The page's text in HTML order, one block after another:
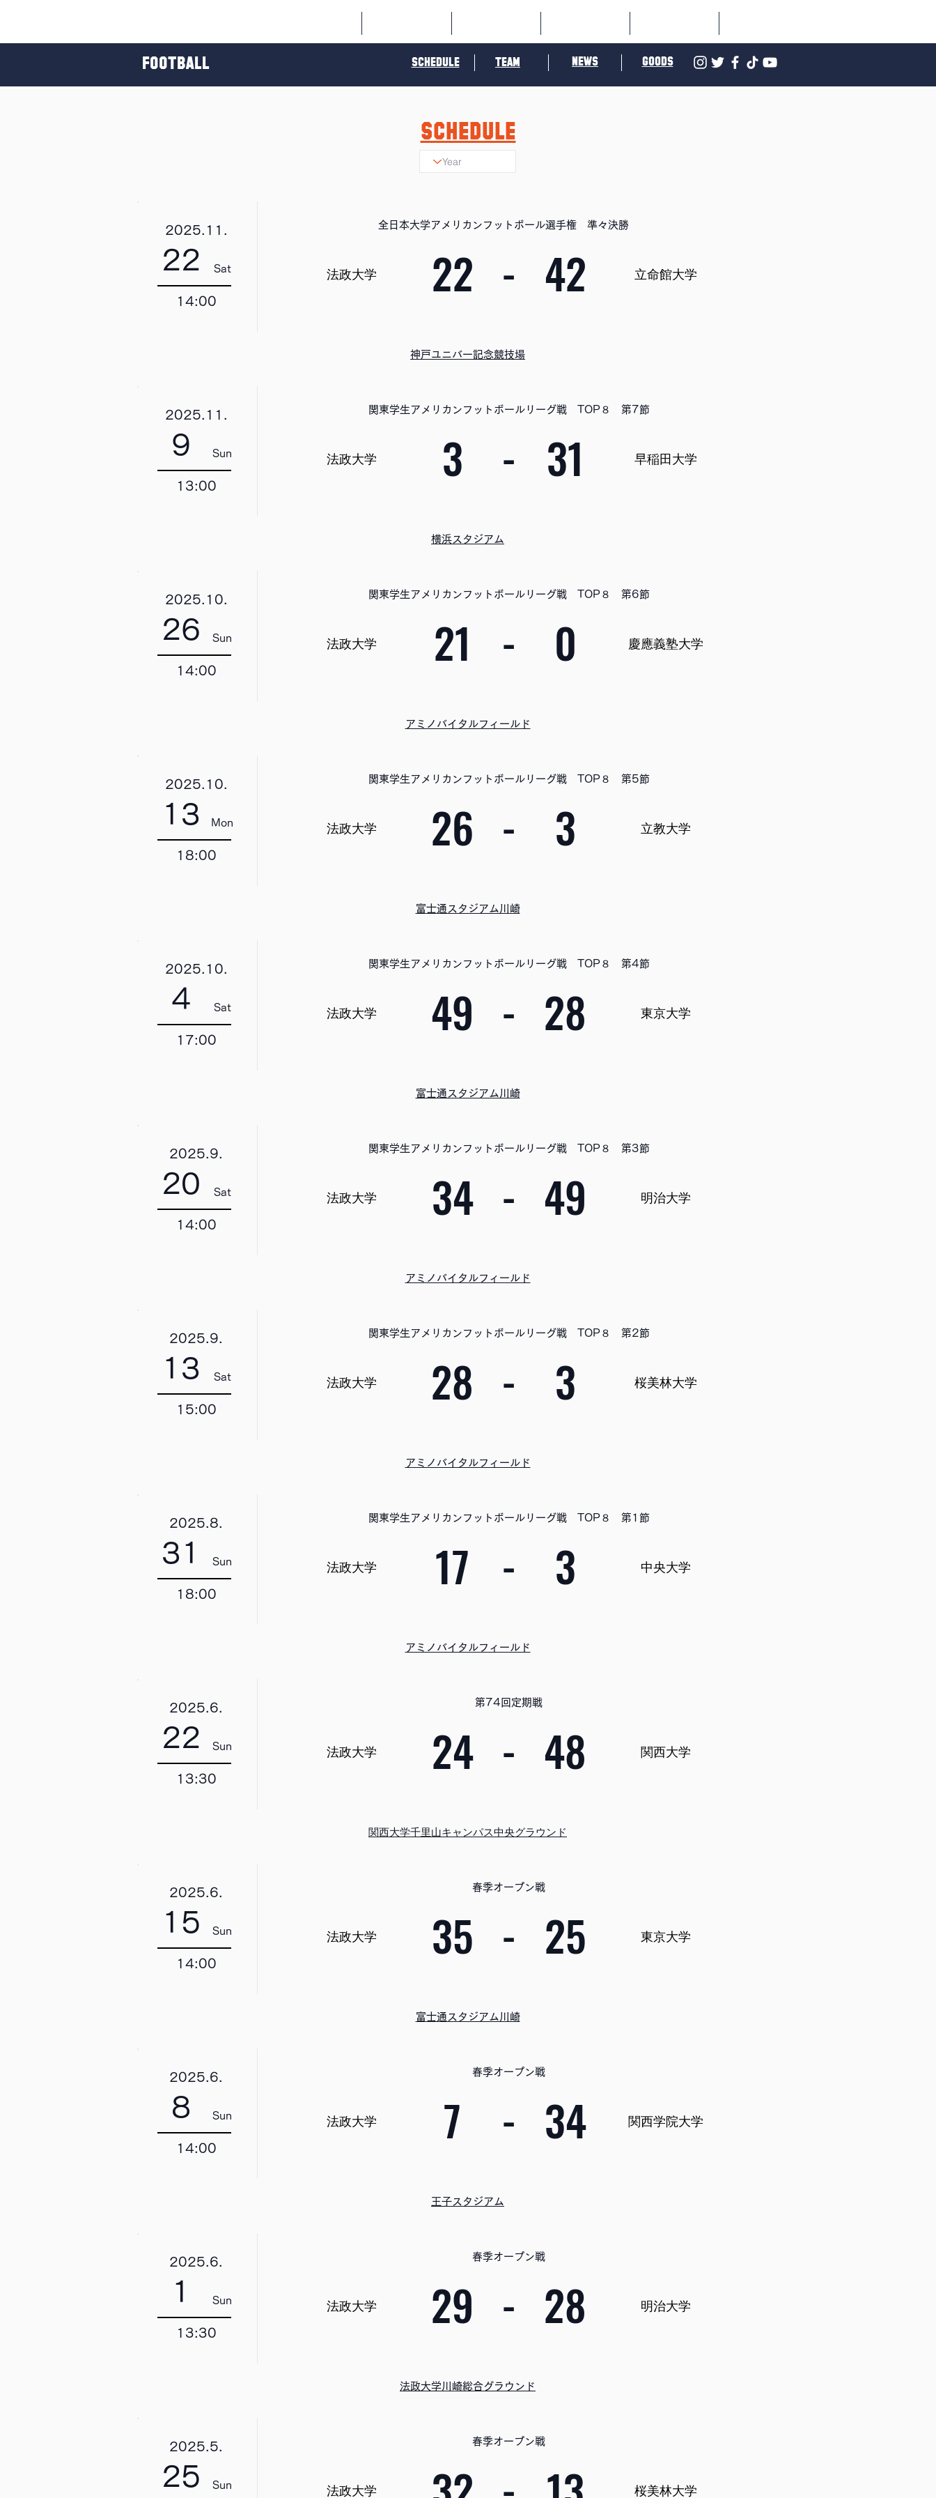
FOOTBALL SCHEDULE TEAM NEWS GOODS
SCHEDULE
2025.11.
22 Sat
14:00
全日本大学アメリカンフットボール選手権 準々決勝
法政大学 22 - 42 立命館大学
神戸ユニバー記念競技場
2025.11.
9 Sun
13:00
関東学生アメリカンフットボールリーグ戦 TOP８ 第7節
法政大学 3 - 31 早稲田大学
横浜スタジアム
2025.10.
26 Sun
14:00
関東学生アメリカンフットボールリーグ戦 TOP８ 第6節
法政大学 21 - 0 慶應義塾大学
アミノバイタルフィールド
2025.10.
13 Mon
18:00
関東学生アメリカンフットボールリーグ戦 TOP８ 第5節
法政大学 26 - 3 立教大学
富士通スタジアム川崎
2025.10.
4 Sat
17:00
関東学生アメリカンフットボールリーグ戦 TOP８ 第4節
法政大学 49 - 28 東京大学
富士通スタジアム川崎
2025.9.
20 Sat
14:00
関東学生アメリカンフットボールリーグ戦 TOP８ 第3節
法政大学 34 - 49 明治大学
アミノバイタルフィールド
2025.9.
13 Sat
15:00
関東学生アメリカンフットボールリーグ戦 TOP８ 第2節
法政大学 28 - 3 桜美林大学
アミノバイタルフィールド
2025.8.
31 Sun
18:00
関東学生アメリカンフットボールリーグ戦 TOP８ 第1節
法政大学 17 - 3 中央大学
アミノバイタルフィールド
2025.6.
22 Sun
13:30
第74回定期戦
法政大学 24 - 48 関西大学
関西大学千里山キャンパス中央グラウンド
2025.6.
15 Sun
14:00
春季オープン戦
法政大学 35 - 25 東京大学
富士通スタジアム川崎
2025.6.
8 Sun
14:00
春季オープン戦
法政大学 7 - 34 関西学院大学
王子スタジアム
2025.6.
1 Sun
13:30
春季オープン戦
法政大学 29 - 28 明治大学
法政大学川崎総合グラウンド
2025.5.
25 Sun
春季オープン戦
法政大学 桜美林大学